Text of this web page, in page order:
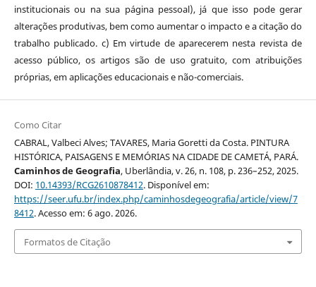
institucionais ou na sua página pessoal), já que isso pode gerar
alterações produtivas, bem como aumentar o impacto e a citação do
trabalho publicado. c) Em virtude de aparecerem nesta revista de
acesso público, os artigos são de uso gratuito, com atribuições
próprias, em aplicações educacionais e não-comerciais.
Como Citar
CABRAL, Valbeci Alves; TAVARES, Maria Goretti da Costa. PINTURA
HISTÓRICA, PAISAGENS E MEMÓRIAS NA CIDADE DE CAMETÁ, PARÁ.
Caminhos de Geografia, Uberlândia, v. 26, n. 108, p. 236–252, 2025.
DOI: 10.14393/RCG2610878412. Disponível em:
https://seer.ufu.br/index.php/caminhosdegeografia/article/view/7
8412. Acesso em: 6 ago. 2026.
Formatos de Citação